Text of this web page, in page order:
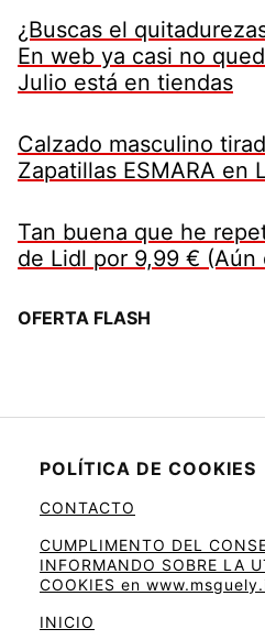
¿Buscas el
En web ya casi no
Julio está en tiendas
Calzado masculino
Zapatillas ESMARA en
Tan buena que he
de Lidl por 9,99 € (Aún
OFERTA FLASH
POLÍTICA DE COOKIES
CONTACTO
CUMPLIMENTO DEL
INFORMANDO SOBRE LA
COOKIES en
INICIO